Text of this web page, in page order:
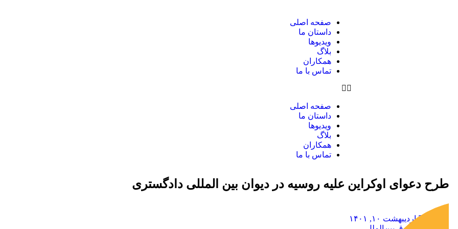
صفحه اصلی
داستان ما
ویدیوها
بلاگ
همکاران
تماس با ما
صفحه اصلی
داستان ما
ویدیوها
بلاگ
همکاران
تماس با ما
طرح دعوای اوکراین علیه روسیه در دیوان بین ­المللی دادگستری
اردیبهشت ۱۰, ۱۴۰۱